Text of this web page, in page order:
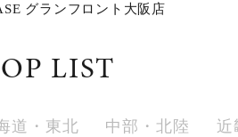
グランフロント大阪店
LIST
道・東北 中部・北陸 近